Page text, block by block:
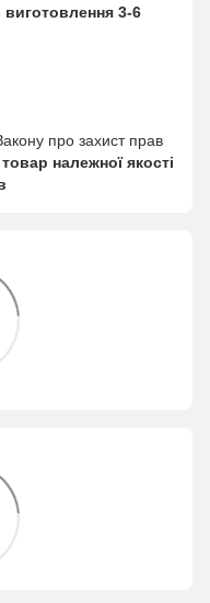
3-6
про захист прав
належної якості